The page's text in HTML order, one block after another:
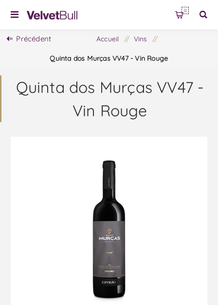
0
Précédent Accueil / Vins /
Quinta dos Murças VV47 - Vin Rouge
Quinta dos Murças VV47 -
Vin Rouge